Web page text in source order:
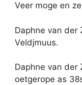
Veer moge en
Daphne van der
Veldjmuus.
Daphne van der
oetgerope as